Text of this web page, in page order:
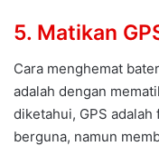
5. Matikan
Cara menghemat
adalah dengan
diketahui, GPS
berguna, namun